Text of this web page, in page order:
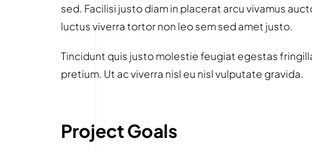
sed. Facilisi justo diam in placerat arcu vivamus
luctus viverra tortor non leo sem sed amet justo.
Tincidunt quis justo molestie feugiat egestas
pretium. Ut ac viverra nisl eu nisl vulputate gravida.
Project Goals